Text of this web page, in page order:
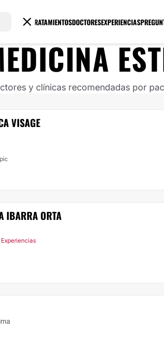
TRATAMIENTOSDOCTORESEXPERIENCIAS
y clínicas recomendadas por
VISAGE
IBARRA ORTA
Experiencias